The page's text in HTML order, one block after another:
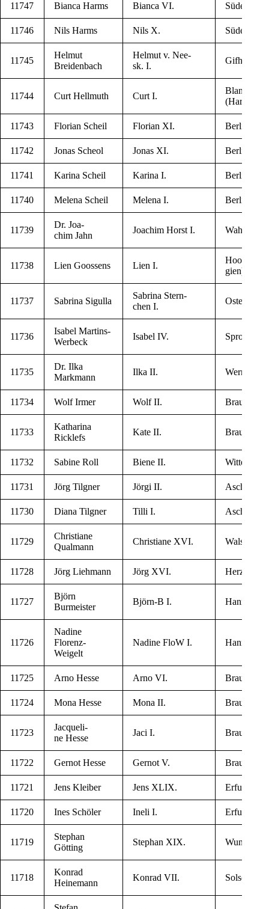
11747 Bian­ca Harms Bian­ca VI.
11746 Nils Harms Nils X.
11745
Hel­mut
Breidenbach
Hel­mut v. Nee­
sk. I.
Gif­horn
11744 Curt Hellmuth Curt I.
(Harz)
11743 Flo­ri­an Scheil Flo­ri­an XI. Ber­lin
11742 Jonas Scheol Jonas XI. Ber­lin
11741 Kari­na Scheil Kari­na I. Ber­lin
11740 Mele­na Scheil Mele­na I. Ber­lin
11739
Dr. Joa­
chim Jahn
Joa­chim Horst I. Wah­litz
11738 Lien Goossens Lien I.
gien)
11737 Sabri­na Sigulla
Sabri­na Stern­
chen I.
Oster­wieck
11736
Isa­bel Martins-
Werbeck
Isa­bel IV.
11735
Dr. Ilka
Markmann
Ilka II.
11734 Wolf Irmer Wolf II.
11733
Kat­ha­ri­na
Ricklefs
Kate II.
11732 Sabi­ne Roll Bie­ne II.
11731 Jörg Tilgner Jör­gi II.
11730 Dia­na Tilgner Til­li I.
11729
Chris­ti­a­ne
Qualmann
Chris­ti­a­ne XVI. Wals­ro­de
11728 Jörg Liehmann Jörg XVI. Herz­berg
11727
Björn
Burmeister
Björn‑B I. Han­no­ver
11726
Nadi­ne
Florenz-
Weigelt
Nadi­ne FloW I. Han­no­ver
11725 Arno Hesse Arno VI.
11724 Mona Hesse Mona II.
11723
Jac­que­li­
ne Hesse
Jaci I.
11722 Ger­not Hesse Ger­not V.
11721 Jens Kleiber Jens XLIX. Erf­urt
11720 Ines Schöler Ine­li I. Erf­urt
11719
Stephan
Götting
Stephan XIX. Wun­st­orf
11718
Kon­rad
Heinemann
Kon­rad VII. Sol­schen